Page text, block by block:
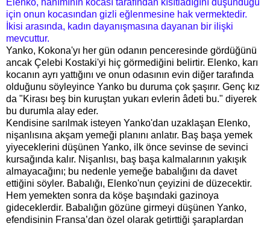
Elenko, hanımının kocası tarafından kısıtladığını düşündüğü
için onun kocasından gizli eğlenmesine hak vermektedir.
İkisi arasında, kadın dayanışmasına dayanan bir ilişki
mevcuttur.
Yanko, Kokona'yı her gün odanın penceresinde gördüğünü
ancak Çelebi Kostaki'yi hiç görmediğini belirtir. Elenko, karı
kocanın ayrı yattığını ve onun odasının evin diğer tarafında
olduğunu söyleyince Yanko bu duruma çok şaşırır. Genç kız
da "Kirası beş bin kuruştan yukarı evlerin âdeti bu." diyerek
bu durumla alay eder.
Kendisine sarılmak isteyen Yanko'dan uzaklaşan Elenko,
nişanlısına akşam yemeği planını anlatır. Baş başa yemek
yiyeceklerini düşünen Yanko, ilk önce sevinse de sevinci
kursağında kalır. Nişanlısı, baş başa kalmalarının yakışık
almayacağını; bu nedenle yemeğe babalığını da davet
ettiğini söyler. Babalığı, Elenko'nun çeyizini de düzecektir.
Hem yemekten sonra da köşe başındaki gazinoya
gideceklerdir. Babalığın gözüne girmeyi düşünen Yanko,
efendisinin Fransa’dan özel olarak getirttiği şaraplardan